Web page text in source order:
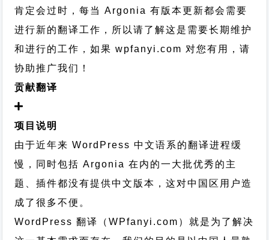
肯定会过时，每当 Argonia 有版本更新都会需要
进行新的翻译工作，所以请了解这是需要长期维护
和进行的工作，如果 wpfanyi.com 对您有用，请
协助推广我们！
贡献翻译
项目说明
由于近年来 WordPress 中文语系的翻译进程缓
慢，同时包括 Argonia 在内的一大批优秀的主
题、插件都没有提供中文版本，这对中国区用户造
成了很多不便。
WordPress 翻译（WPfanyi.com） 就是为了解决